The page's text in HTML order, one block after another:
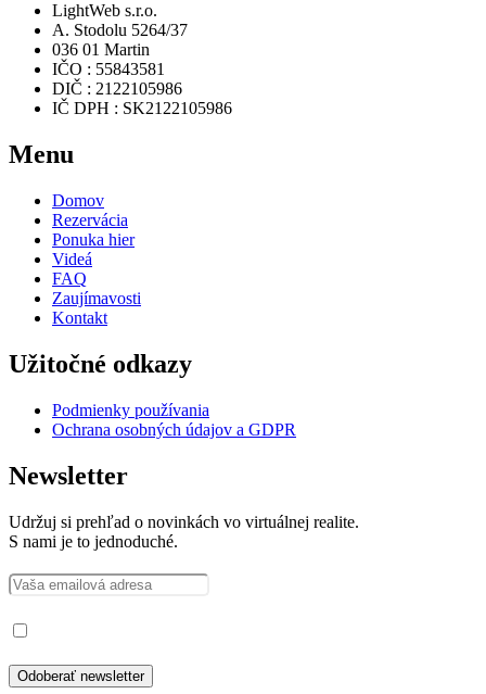
LightWeb s.r.o.
A. Stodolu 5264/37
036 01 Martin
IČO : 55843581
DIČ : 2122105986
IČ DPH : SK2122105986
Menu
Domov
Rezervácia
Ponuka hier
Videá
FAQ
Zaujímavosti
Kontakt
Užitočné odkazy
Podmienky používania
Ochrana osobných údajov a GDPR
Newsletter
Udržuj si prehľad o novinkách vo virtuálnej realite.
S nami je to jednoduché.